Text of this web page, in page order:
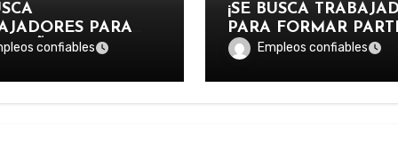
PARA
COMO
DE PISCINA
confiables
¡SE BUSCA
PARA FORMAR
DEL EQUIPO DE
Y CUIDADO DE
VEHÍCULOS EN
Empleos confiables